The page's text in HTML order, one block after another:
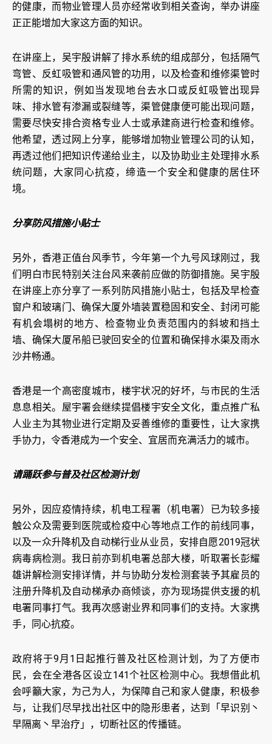
的健康，而物业管理人员亦经常收到相关查询，举办讲座
正正能增加大家这方面的知识。
在讲座上，吴宇殷讲解了排水系统的组成部分，包括隔气
弯管、反虹吸管和通风管的功用，以及检查和维修渠管时
所需的知识，例如当发现地台去水口或反虹吸管出现异
味、排水管有渗漏或裂缝等，渠管健康便可能出现问题，
需要尽快安排合资格专业人士或承建商进行检查和维修。
他希望，透过网上分享，能够增加物业管理公司的认知，
再透过他们把知识传递给业主，以及协助业主处理排水系
统问题，大家同心抗疫，缔造一个安全和健康的居住环
境。
分享防风措施小贴士
另外，香港正值台风季节，今年第一个九号风球刚过，我
们明白市民特别关注台风来袭前应做的防御措施。吴宇殷
在讲座上亦分享了一系列防风措施小贴士，包括及早检查
窗户和玻璃门、确保大厦外墙装置稳固和安全、封闭可能
有机会塌树的地方、检查物业负责范围内的斜坡和挡土
墙、确保大厦吊船已驶回安全的位置和确保排水渠及雨水
沙井畅通。
香港是一个高密度城市，楼宇状况的好坏，与市民的生活
息息相关。屋宇署会继续提倡楼宇安全文化，重点推广私
人业主为其物业进行定期及妥善维修的重要性，让大家携
手协力，令香港成为一个安全、宜居而充满活力的城市。
请踊跃参与普及社区检测计划
另外，因应疫情持续，机电工程署（机电署）已为较多接
触公众及需要到医院或检疫中心等地点工作的前线同事，
以及一众升降机及自动梯行业从业员，安排自愿2019冠状
病毒病检测。我日前亦到机电署总部大楼，听取署长彭耀
雄讲解检测安排详情，并与协助分发检测套装予其雇员的
注册升降机及自动梯承办商倾谈，亦为现场提供支援的机
电署同事打气。我再次感谢业界和同事们的支持。大家携
手，同心抗疫。
政府将于9月1日起推行普及社区检测计划，为了方便市
民，会在全港各区设立141个社区检测中心。我想借此机
会呼籲大家，为己为人，为保障自己和家人健康，积极参
与，让我们尽早找出社区中的隐形患者，达到「早识别丶
早隔离丶早治疗」，切断社区的传播链。